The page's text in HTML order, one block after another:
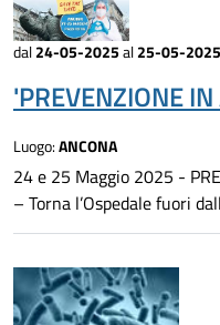
dal24-05-2025 al25-05-2025
'PREVENZIONE
Luogo:ANCONA
24 e 25 Maggio 2025 -
– Torna l’Ospedale fuori